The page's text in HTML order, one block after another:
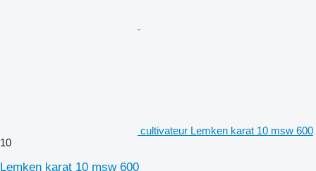
cultivateur Lemken karat 10 msw 600
10
Lemken karat 10 msw 600